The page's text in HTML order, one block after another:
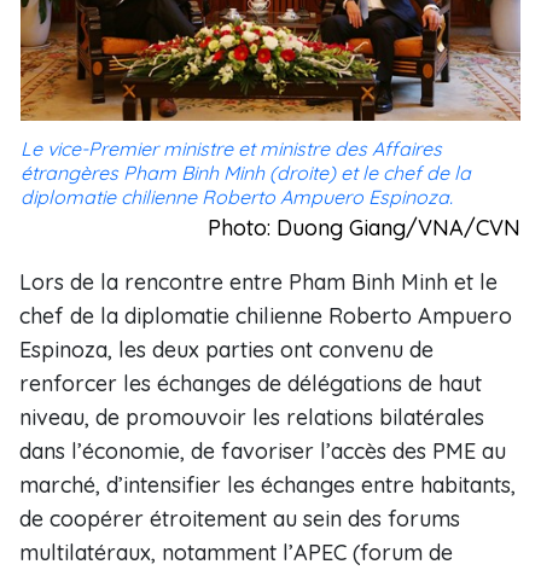
Le vice-Premier ministre et ministre des Affaires
étrangères Pham Binh Minh (droite) et le chef de la
diplomatie chilienne Roberto Ampuero Espinoza.
Photo: Duong Giang/VNA/CVN
Lors de la rencontre entre Pham Binh Minh et le
chef de la diplomatie chilienne Roberto Ampuero
Espinoza, les deux parties ont convenu de
renforcer les échanges de délégations de haut
niveau, de promouvoir les relations bilatérales
dans l’économie, de favoriser l’accès des PME au
marché, d’intensifier les échanges entre habitants,
de coopérer étroitement au sein des forums
multilatéraux, notamment l’APEC (forum de